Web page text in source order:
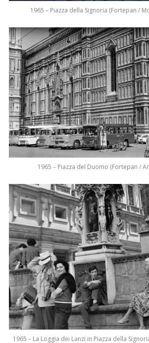
1965 – Piazza della Signoria (Fortepan /
1965 – Piazza del Duomo (Fortepan /
1965 – La Loggia dei Lanzi in Piazza della